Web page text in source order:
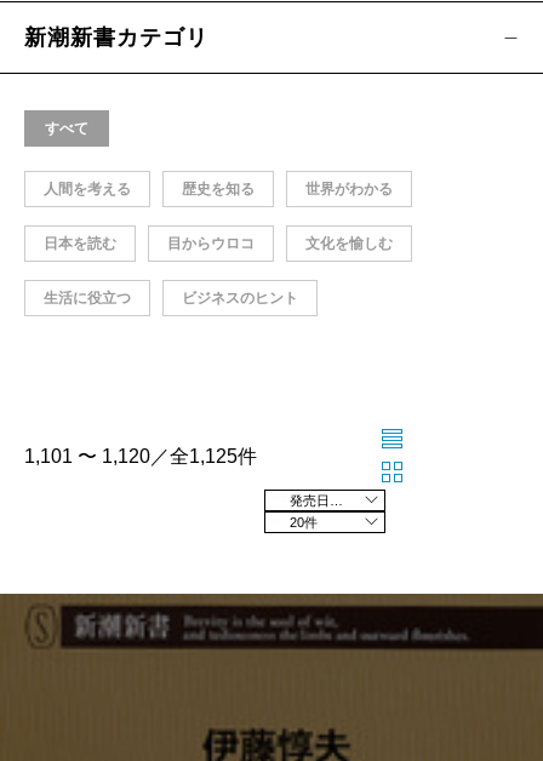
新潮新書カテゴリ
すべて
人間を考える 歴史を知る 世界がわかる
日本を読む 目からウロコ 文化を愉しむ
生活に役立つ ビジネスのヒント
1,101 〜 1,120／全1,125件
20件